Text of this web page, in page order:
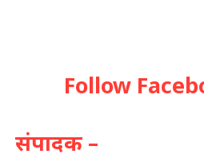
Follow
संपादक –